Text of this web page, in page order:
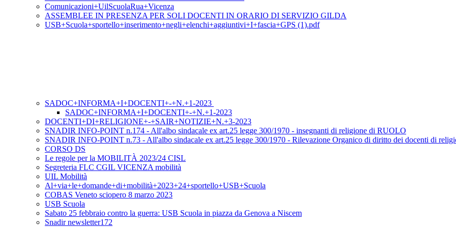
Comunicazioni+UilScuolaRua+Vicenza
ASSEMBLEE IN PRESENZA PER SOLI DOCENTI IN ORARIO DI SERVIZIO GILDA
USB+Scuola+sportello+inserimento+negli+elenchi+aggiuntivi+I+fascia+GPS (1).pdf
SADOC+INFORMA+I+DOCENTI+-+N.+1-2023
SADOC+INFORMA+I+DOCENTI+-+N.+1-2023
DOCENTI+DI+RELIGIONE+-+SAIR+NOTIZIE+N.+3-2023
SNADIR INFO-POINT n.174 - All'albo sindacale ex art.25 legge 300/1970 - insegnanti di religione di RUOLO
SNADIR INFO-POINT n.73 - All'albo sindacale ex art.25 legge 300/1970 - Rilevazione Organico di diritto dei docenti di
CORSO DS
Le regole per la MOBILITÀ 2023/24 CISL
Segreteria FLC CGIL VICENZA mobilità
UIL Mobilità
Al+via+le+domande+di+mobilità+2023+24+sportello+USB+Scuola
COBAS Veneto sciopero 8 marzo 2023
USB Scuola
Sabato 25 febbraio contro la guerra: USB Scuola in piazza da Genova a Niscem
Snadir newsletter172